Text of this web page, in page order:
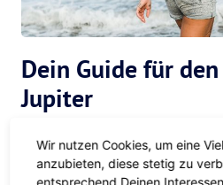
Dein Guide für
Jupiter
Masterplan in the
Wir nutzen Cookies, um eine
anzubieten, diese stetig zu
entsprechend Deinen